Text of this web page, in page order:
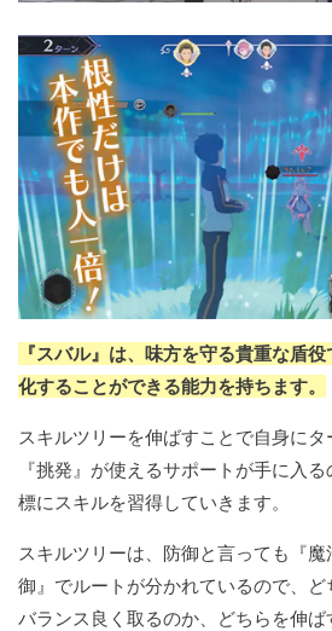
『スバル』は、味方を守る貴重な盾
化することができる能力を持ちます。
スキルツリーを伸ばすことで自身に
『挑発』が使えるサポートが手に入
標にスキルを習得していきます。
スキルツリーは、防御と言っても『
御』でルートが分かれているので、ど
バランス良く取るのか、どちらを伸ば